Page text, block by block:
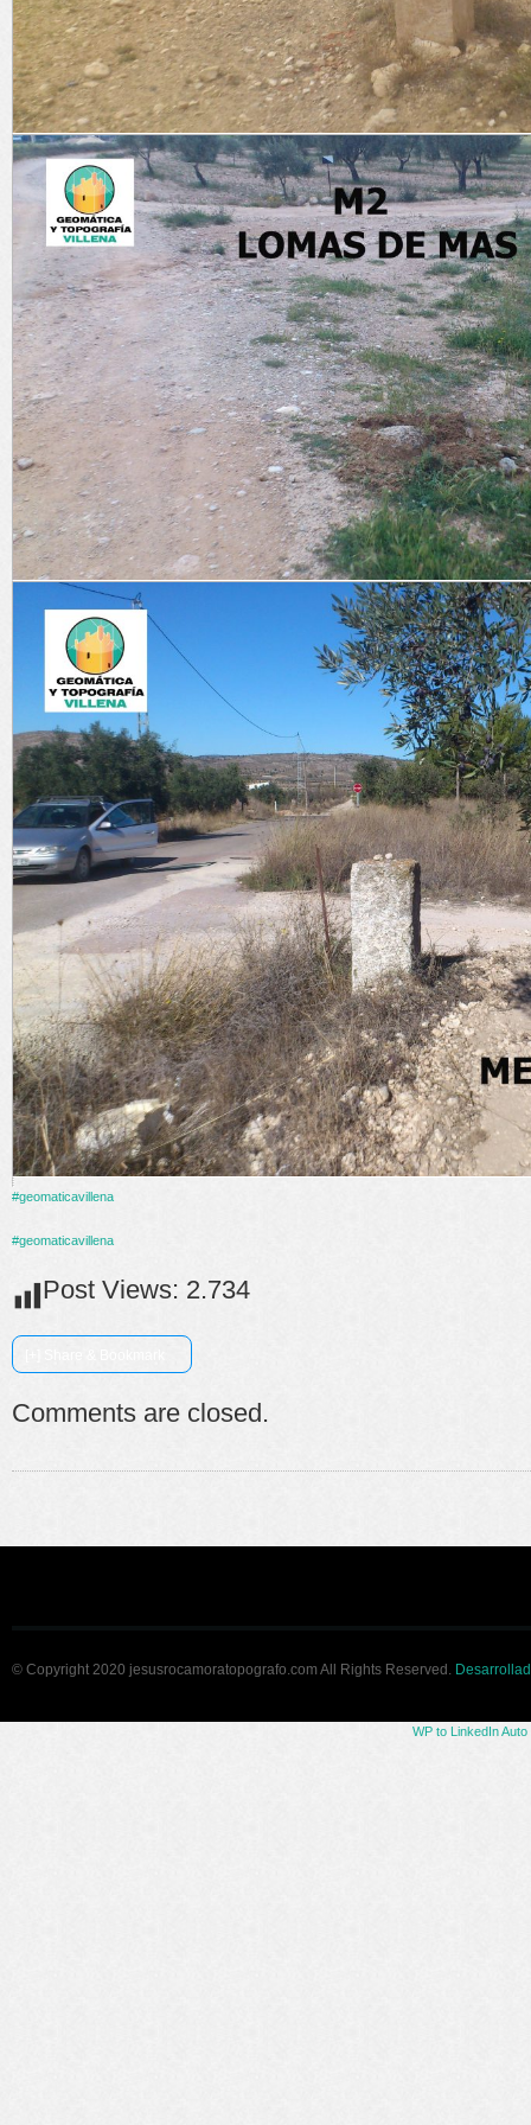
#geomaticavillena
#geomaticavillena
Post Views: 2.734
Comments are closed.
© Copyright 2020 jesusrocamoratopografo.com All Rights Reserved.
WP to LinkedIn Auto